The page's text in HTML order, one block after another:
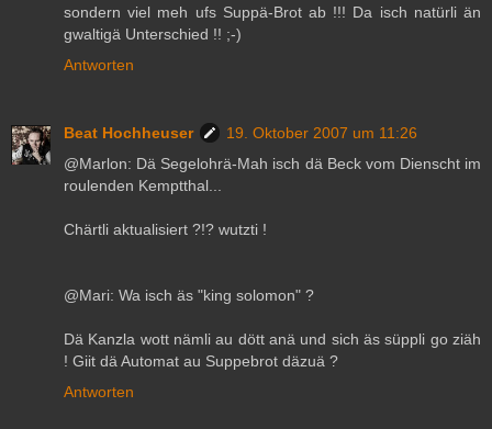
sondern viel meh ufs Suppä-Brot ab !!! Da isch natürli än
gwaltigä Unterschied !! ;-)
Antworten
Beat Hochheuser
19. Oktober 2007 um 11:26
@Marlon: Dä Segelohrä-Mah isch dä Beck vom Dienscht im
roulenden Kemptthal...
Chärtli aktualisiert ?!? wutzti !
@Mari: Wa isch äs "king solomon" ?
Dä Kanzla wott nämli au dött anä und sich äs süppli go ziäh
! Giit dä Automat au Suppebrot däzuä ?
Antworten